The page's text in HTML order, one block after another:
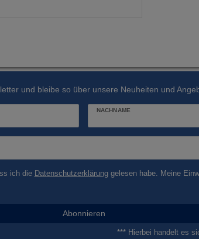
und bleibe so über unsere Neuheiten und
NACHNAME
ich die Daten­schutz­erklärunggelesen habe. Meine
Abonnieren
*** Hierbei handelt es